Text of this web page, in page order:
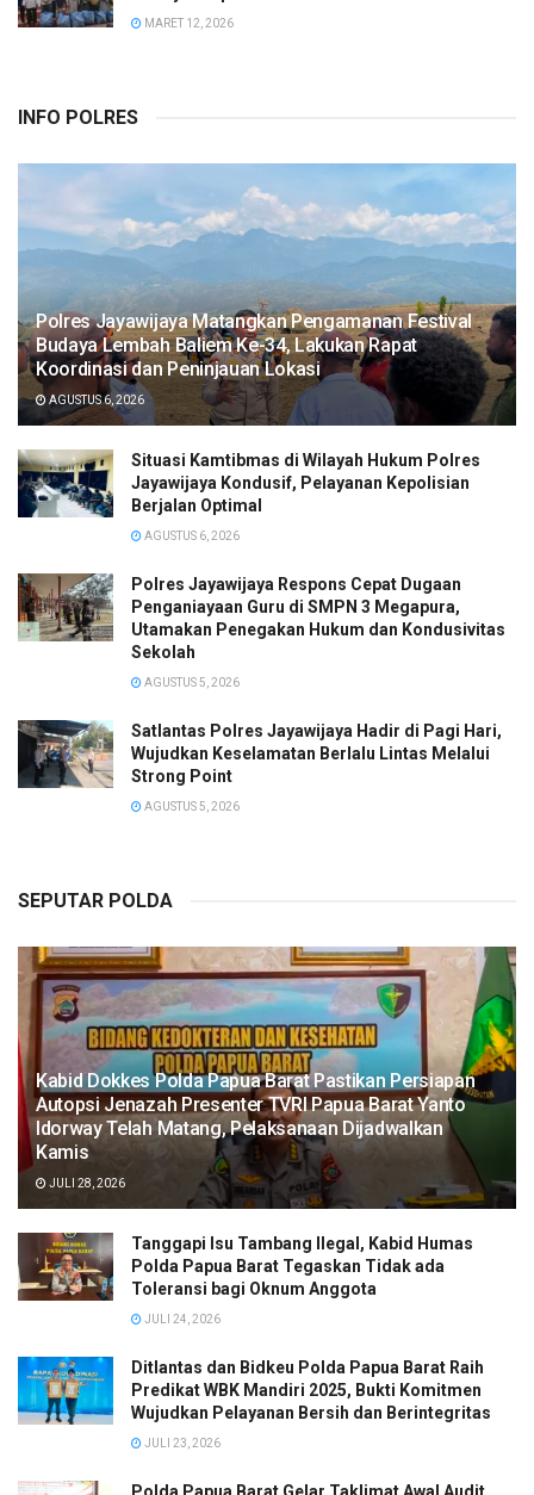
MARET 12, 2026
INFO POLRES
Polres Jayawijaya Matangkan Pengamanan Festival
Budaya Lembah Baliem Ke-34, Lakukan Rapat
Koordinasi dan Peninjauan Lokasi
AGUSTUS 6, 2026
Situasi Kamtibmas di Wilayah Hukum Polres
Jayawijaya Kondusif, Pelayanan Kepolisian
Berjalan Optimal
AGUSTUS 6, 2026
Polres Jayawijaya Respons Cepat Dugaan
Penganiayaan Guru di SMPN 3 Megapura,
Utamakan Penegakan Hukum dan Kondusivitas
Sekolah
AGUSTUS 5, 2026
Satlantas Polres Jayawijaya Hadir di Pagi Hari,
Wujudkan Keselamatan Berlalu Lintas Melalui
Strong Point
AGUSTUS 5, 2026
SEPUTAR POLDA
Kabid Dokkes Polda Papua Barat Pastikan Persiapan
Autopsi Jenazah Presenter TVRI Papua Barat Yanto
Idorway Telah Matang, Pelaksanaan Dijadwalkan
Kamis
JULI 28, 2026
Tanggapi Isu Tambang Ilegal, Kabid Humas
Polda Papua Barat Tegaskan Tidak ada
Toleransi bagi Oknum Anggota
JULI 24, 2026
Ditlantas dan Bidkeu Polda Papua Barat Raih
Predikat WBK Mandiri 2025, Bukti Komitmen
Wujudkan Pelayanan Bersih dan Berintegritas
JULI 23, 2026